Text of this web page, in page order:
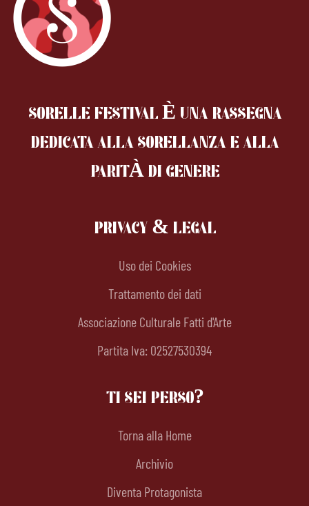
SORELLE FESTIVAL È UNA RASSEGNA
DEDICATA ALLA SORELLANZAE ALLA
PARITÀ DI GENERE
PRIVACY & LEGAL
Uso dei Cookies
Trattamento dei dati
Associazione Culturale Fatti d'Arte
Partita Iva: 02527530394
TI SEI PERSO?
Torna alla Home
Archivio
Diventa Protagonista